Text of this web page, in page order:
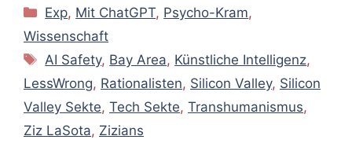
Kategorien
Exp, Mit ChatGPT, Psycho-Kram,
Wissenschaft
Schlagwörter
AI Safety, Bay Area, Künstliche Intelligenz,
LessWrong, Rationalisten, Silicon Valley, Silicon
Valley Sekte, Tech Sekte, Transhumanismus,
Ziz LaSota, Zizians